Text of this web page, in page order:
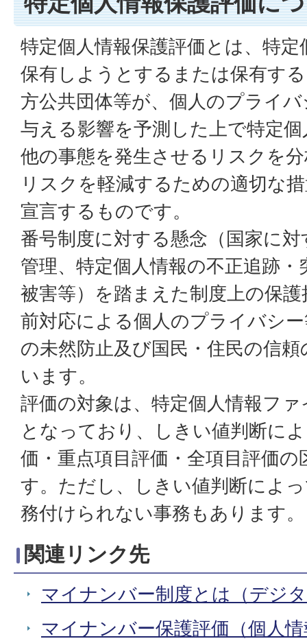
特定個人情報保護評価とは、特
保有しようとするまたは保有す
方公共団体等が、個人のプライ
与える影響を予測した上で特定
他の事態を発生させるリスクを
リスクを軽減するための適切な
宣言するものです。
番号制度に対する懸念（国家に
管理、特定個人情報の不正追跡
被害等）を踏まえた制度上の保
前対応による個人のプライバシ
の未然防止及び国民・住民の信
います。
評価の対象は、特定個人情報フ
となっており、しきい値判断に
価・重点項目評価・全項目評価
す。ただし、しきい値判断によ
務付けられない事務もあります。
関連リンク先
マイナンバー制度とは（デジ
マイナンバー保護評価（個人